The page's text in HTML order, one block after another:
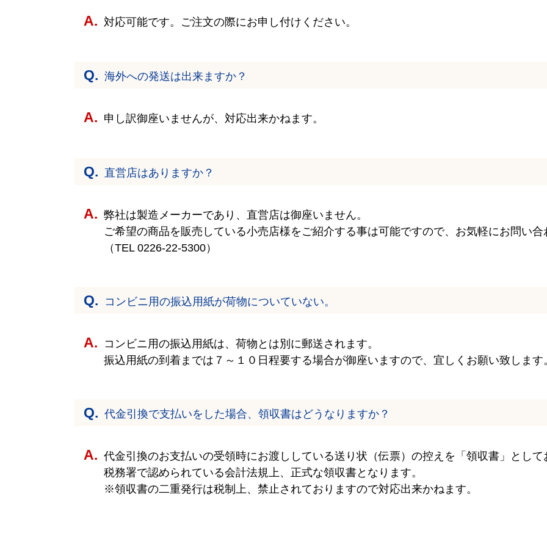
対応可能です。ご注文の際にお申し付けください。
海外への発送は出来ますか？
申し訳御座いませんが、対応出来かねます。
直営店はありますか？
弊社は製造メーカーであり、直営店は御座いません。
ご希望の商品を販売している小売店様をご紹介する事は可能ですので、お気軽にお問い合
（TEL 0226-22-5300）
コンビニ用の振込用紙が荷物についていない。
コンビニ用の振込用紙は、荷物とは別に郵送されます。
振込用紙の到着までは７～１０日程要する場合が御座いますので、宜しくお願い致します
代金引換で支払いをした場合、領収書はどうなりますか？
代金引換のお支払いの受領時にお渡ししている送り状（伝票）の控えを「領収書」として
税務署で認められている会計法規上、正式な領収書となります。
※領収書の二重発行は税制上、禁止されておりますので対応出来かねます。